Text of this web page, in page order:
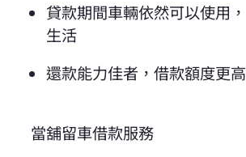
貸款期間車輛依然可以使用
生活
還款能力佳者，借款額度更高
當舖留車借款服務